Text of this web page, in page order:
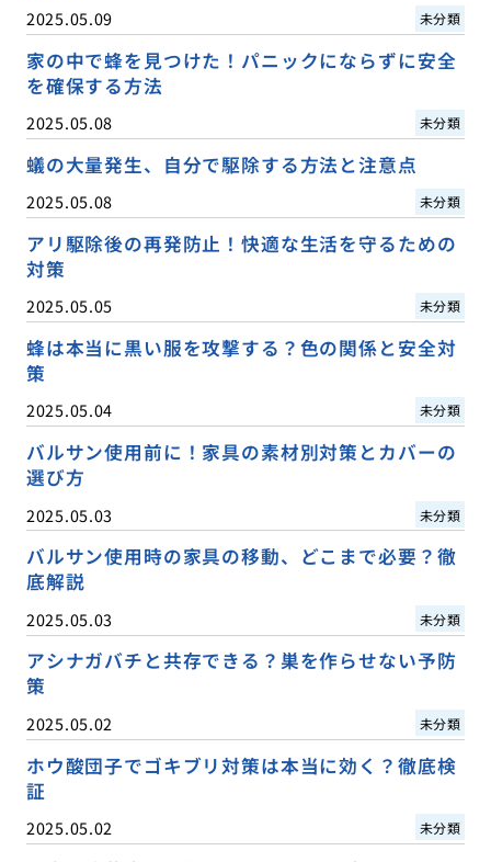
2025.05.09 未分類
家の中で蜂を見つけた！パニックにならずに安全
を確保する方法
2025.05.08 未分類
蟻の大量発生、自分で駆除する方法と注意点
2025.05.08 未分類
アリ駆除後の再発防止！快適な生活を守るための
対策
2025.05.05 未分類
蜂は本当に黒い服を攻撃する？色の関係と安全対
策
2025.05.04 未分類
バルサン使用前に！家具の素材別対策とカバーの
選び方
2025.05.03 未分類
バルサン使用時の家具の移動、どこまで必要？徹
底解説
2025.05.03 未分類
アシナガバチと共存できる？巣を作らせない予防
策
2025.05.02 未分類
ホウ酸団子でゴキブリ対策は本当に効く？徹底検
証
2025.05.02 未分類